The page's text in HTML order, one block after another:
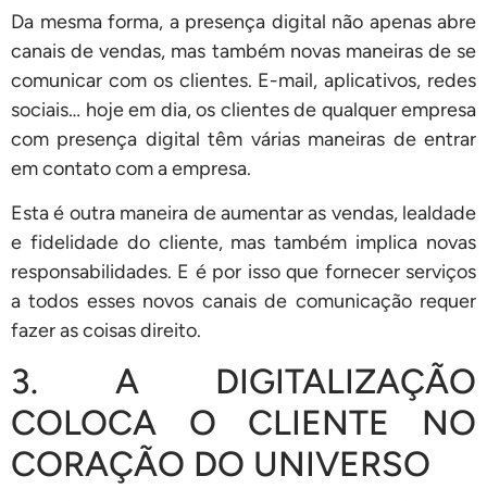
Da mesma forma, a presença digital não apenas abre
canais de vendas, mas também novas maneiras de se
comunicar com os clientes. E-mail, aplicativos, redes
sociais… hoje em dia, os clientes de qualquer empresa
com presença digital têm várias maneiras de entrar
em contato com a empresa.
Esta é outra maneira de aumentar as vendas, lealdade
e fidelidade do cliente, mas também implica novas
responsabilidades. E é por isso que fornecer serviços
a todos esses novos canais de comunicação requer
fazer as coisas direito.
3. A DIGITALIZAÇÃO
COLOCA O CLIENTE NO
CORAÇÃO DO UNIVERSO